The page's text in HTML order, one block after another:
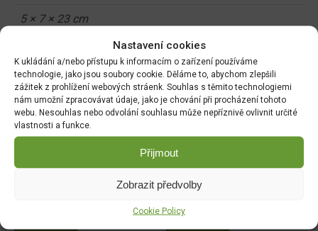
Nastavení cookies
K ukládání a/nebo přístupu k informacím o zařízení používáme
technologie, jako jsou soubory cookie. Děláme to, abychom zlepšili
zážitek z prohlížení webových stráenk. Souhlas s těmito technologiemi
nám umožní zpracovávat údaje, jako je chování při procházení tohoto
webu. Nesouhlas nebo odvolání souhlasu může nepříznivě ovlivnit určité
vlastnosti a funkce.
Přijmout
Zobrazit předvolby
Cookie Policy
5 × 7 × 23 cm
Související produkty:
Ekolist Vápník 250ml
DO KOŠÍKU
NATURA Kapalné hnojivo
AGRO Cererit Hobby GOLD
Cererit s guánem Podzimní